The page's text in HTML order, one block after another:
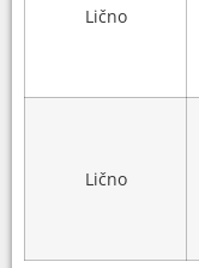
Lično
Lično